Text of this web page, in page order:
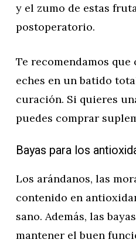
y el zumo de estas
postoperatorio.
Te recomendamos que
eches en un batido
curación. Si quieres
puedes comprar
Bayas para los
Los arándanos, las
contenido en
sano. Además, las
mantener el buen